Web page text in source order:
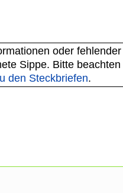
oder
Sippe. Bitte
den Steckbriefen.